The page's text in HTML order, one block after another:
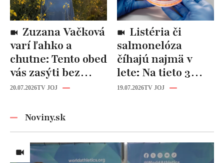
varí ľahko a
chutne: Tento obed
vás zasýti bez
zbytočných kalórií
20.07.2026TV JOJ
salmonelóza
číhajú najmä v
lete: Na tieto 3
pravidlá pri jedle
19.07.2026TV JOJ
Noviny.sk